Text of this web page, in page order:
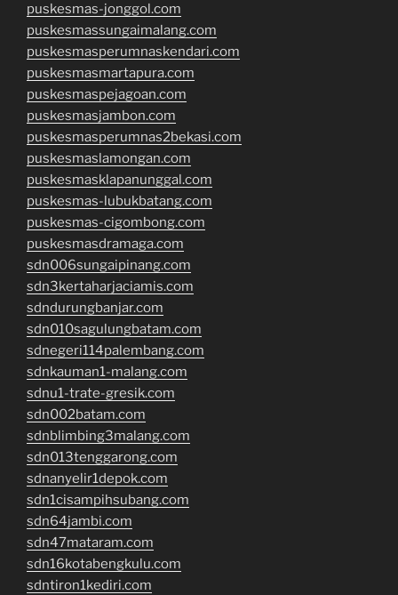
puskesmas-jonggol.com
puskesmassungaimalang.com
puskesmasperumnaskendari.com
puskesmasmartapura.com
puskesmaspejagoan.com
puskesmasjambon.com
puskesmasperumnas2bekasi.com
puskesmaslamongan.com
puskesmasklapanunggal.com
puskesmas-lubukbatang.com
puskesmas-cigombong.com
puskesmasdramaga.com
sdn006sungaipinang.com
sdn3kertaharjaciamis.com
sdndurungbanjar.com
sdn010sagulungbatam.com
sdnegeri114palembang.com
sdnkauman1-malang.com
sdnu1-trate-gresik.com
sdn002batam.com
sdnblimbing3malang.com
sdn013tenggarong.com
sdnanyelir1depok.com
sdn1cisampihsubang.com
sdn64jambi.com
sdn47mataram.com
sdn16kotabengkulu.com
sdntiron1kediri.com